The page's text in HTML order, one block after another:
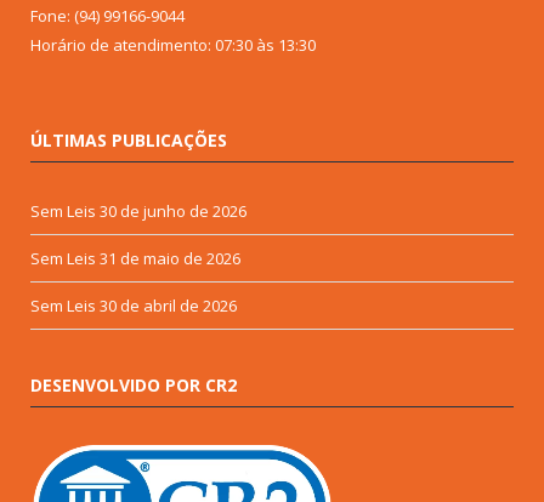
Fone: (94) 99166-9044
Horário de atendimento: 07:30 às 13:30
ÚLTIMAS PUBLICAÇÕES
Sem Leis 30 de junho de 2026
Sem Leis 31 de maio de 2026
Sem Leis 30 de abril de 2026
DESENVOLVIDO POR CR2